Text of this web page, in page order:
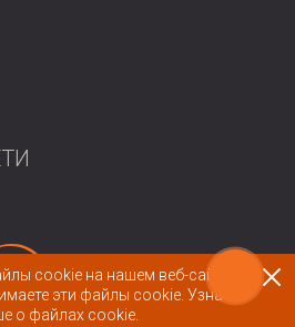
cookie на нашем веб-сайте.
эти файлы cookie. Узнайте
о файлах cookie.